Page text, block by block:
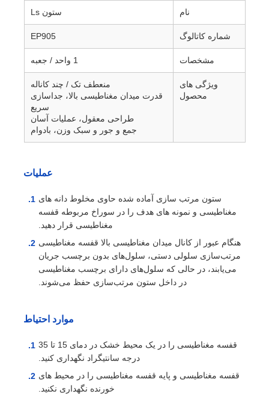
درباره ما
کنترل کیفیت
با ما تماس بگیرید
نام ستون Ls
شماره کاتالوگ EP905
مشخصات 1 واحد / جعبه
ویژگی های
محصول
منعطف تک / چند کاناله
قدرت میدان مغناطیسی بالا، جداسازی
سریع
طراحی معقول، عملیات آسان
جمع و جور و سبک وزن، بادوام
عملیات
ستون مرتب سازی آماده شده حاوی مخلوط دانه های
مغناطیسی و نمونه های هدف را در سوراخ مربوطه قفسه
مغناطیسی قرار دهید.
هنگام عبور از کانال میدان مغناطیسی بالا قفسه مغناطیسی
مرتب‌سازی سلولی دستی، سلول‌های بدون برچسب جریان
می‌یابند، در حالی که سلول‌های دارای برچسب مغناطیسی
در داخل ستون مرتب‌سازی حفظ می‌شوند.
موارد احتیاط
قفسه مغناطیسی را در یک محیط خشک در دمای 15 تا 35
درجه سانتیگراد نگهداری کنید.
قفسه مغناطیسی و پایه قفسه مغناطیسی را در محیط های
خورنده نگهداری نکنید.